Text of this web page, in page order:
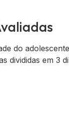
do
divididas em 3